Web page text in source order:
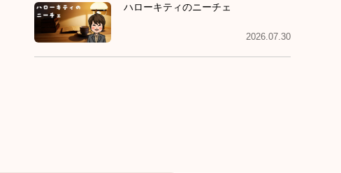
ハローキティのニーチェ
2026.07.30